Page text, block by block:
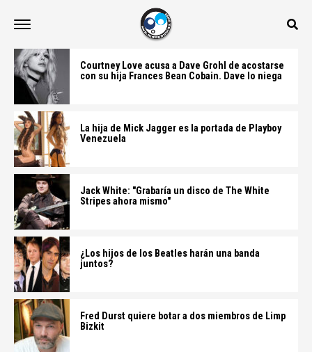
Courtney Love acusa a Dave Grohl de acostarse
con su hija Frances Bean Cobain. Dave lo niega
La hija de Mick Jagger es la portada de Playboy
Venezuela
Jack White: "Grabaría un disco de The White
Stripes ahora mismo"
¿Los hijos de los Beatles harán una banda
juntos?
Fred Durst quiere botar a dos miembros de Limp
Bizkit